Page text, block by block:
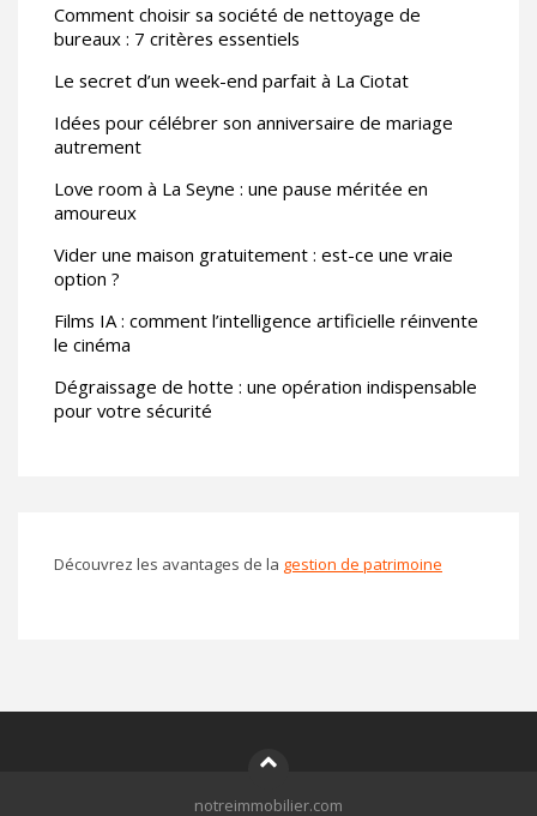
Comment choisir sa société de nettoyage de
bureaux : 7 critères essentiels
Le secret d’un week-end parfait à La Ciotat
Idées pour célébrer son anniversaire de mariage
autrement
Love room à La Seyne : une pause méritée en
amoureux
Vider une maison gratuitement : est-ce une vraie
option ?
Films IA : comment l’intelligence artificielle réinvente
le cinéma
Dégraissage de hotte : une opération indispensable
pour votre sécurité
Découvrez les avantages de la gestion de patrimoine
notreimmobilier.com